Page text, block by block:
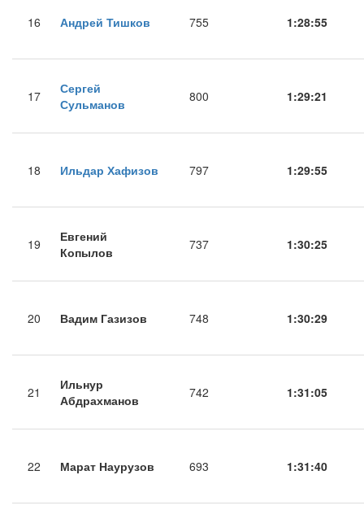
16 Андрей Тишков 755 1:28:55
17
Сергей
Сульманов
800 1:29:21
18 Ильдар Хафизов 797 1:29:55
19
Евгений
Копылов
737 1:30:25
20 Вадим Газизов 748 1:30:29
21
Ильнур
Абдрахманов
742 1:31:05
22 Марат Наурузов 693 1:31:40